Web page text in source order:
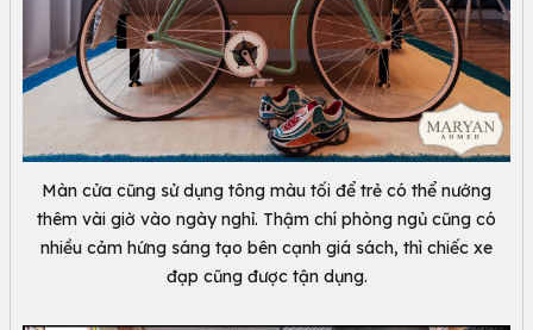
Màn cửa cũng sử dụng tông màu tối để trẻ có thể nướng
thêm vài giờ vào ngày nghỉ. Thậm chí phòng ngủ cũng có
nhiều cảm hứng sáng tạo bên cạnh giá sách, thì chiếc xe
đạp cũng được tận dụng.